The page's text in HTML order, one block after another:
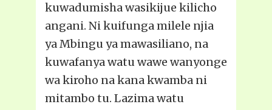
kuwadumisha wasikijue kilicho
angani. Ni kuifunga milele njia
ya Mbingu ya mawasiliano, na
kuwafanya watu wawe wanyonge
wa kiroho na kana kwamba ni
mitambo tu. Lazima watu